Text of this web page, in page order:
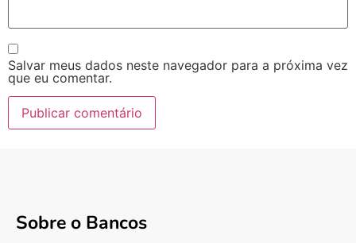
Salvar meus dados neste navegador para a próxima vez
que eu comentar.
Sobre o Bancos